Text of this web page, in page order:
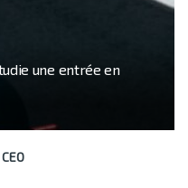
une entrée en